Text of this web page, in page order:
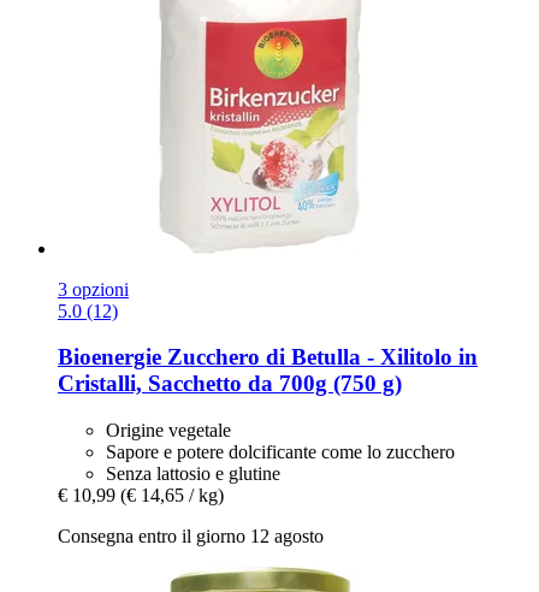
3 opzioni
5.0 (12)
Bioenergie Zucchero di Betulla -​ Xilitolo in
Cristalli, Sacchetto da 700g (750 g)
Origine vegetale
Sapore e potere dolcificante come lo zucchero
Senza lattosio e glutine
€ 10,99 (€ 14,65 / kg)
Consegna entro il giorno 12 agosto